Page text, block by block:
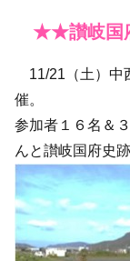
★★讃岐国
11/21（土）中
催。
参加者１６名＆
んと讃岐国府史跡